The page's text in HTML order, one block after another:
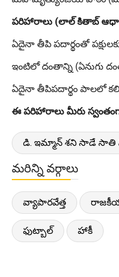
పరిహారాలు (లాల్ కితాబ్
ఏదైనా తీపి పదార్థంతో
ఇంటిలో దంతాన్ని (ఏనుగు
ఏదైనా తీపిపదార్థం పాలలో
ఈ పరిహారాలు మీరు
డి. ఇమ్మాన్ శని సాడే సాతి
మరిన్ని వర్గాలు
వ్యాపారవేత్త
ఫుట్బాల్ హాకీ